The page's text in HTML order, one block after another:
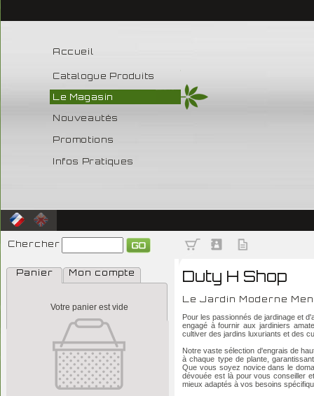
Accueil
Catalogue Produits
Le Magasin
Nouveautés
Promotions
Infos Pratiques
Chercher
Panier Mon compte
Votre panier est vide
Duty H Shop
Le Jardin Moderne
Pour les passionnés de jardinage et
engagé à fournir aux jardiniers
cultiver des jardins luxuriants et des
Notre vaste sélection d'engrais de
à chaque type de plante,
Que vous soyez novice dans le
dévouée est là pour vous conseiller
mieux adaptés à vos besoins